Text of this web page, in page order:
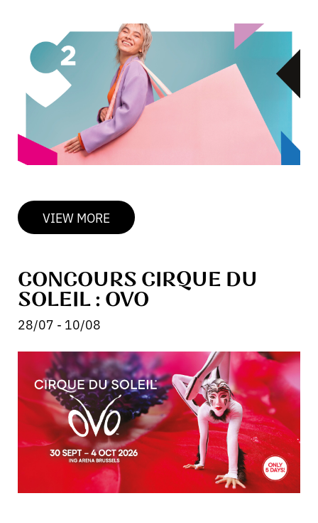
VIEW MORE
CONCOURS CIRQUE DU
SOLEIL : OVO
28/07 - 10/08